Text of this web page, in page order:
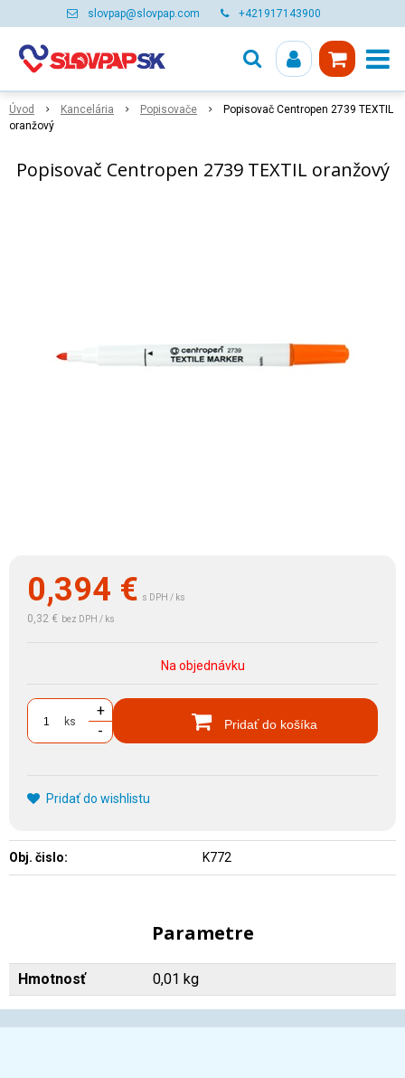
slovpap@slovpap.com +421917143900
Úvod Kancelária Popisovače
Popisovač Centropen 2739 TEXTIL
oranžový
Popisovač Centropen 2739 TEXTIL oranžový
0,394 € s DPH / ks
0,32 € bez DPH / ks
Na objednávku
ks
+
-
Pridať do košíka
Pridať do wishlistu
Obj. čislo: K772
Parametre
Hmotnosť 0,01 kg